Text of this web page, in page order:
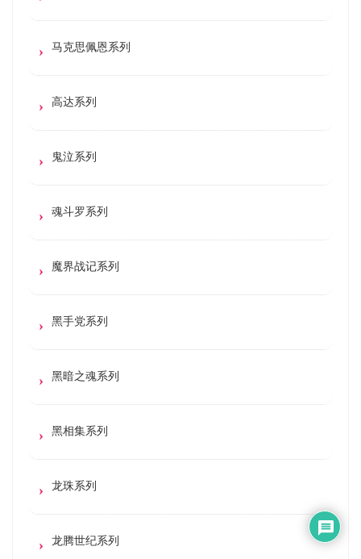
马克思佩恩系列
高达系列
鬼泣系列
魂斗罗系列
魔界战记系列
黑手党系列
黑暗之魂系列
黑相集系列
龙珠系列
龙腾世纪系列